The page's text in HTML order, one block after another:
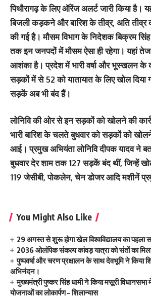
पिथौरागढ़ के लिए ऑरेंज अलर्ट जारी किया है।
बिजली कड़कने और बारिश के तीव्र, अति तीव्र
की गई है। मौसम विभाग के निदेशक बिक्रम सिंह
तक इन जनपदों में मौसम ऐसा ही रहेगा। यहां तेज
आशंका है। प्रदेश में भारी वर्षा और भूस्खलन के
सड़कों में से 52 को यातायात के लिए खोल दिया
सड़कें अब भी बंद हैं।
लोनिवि की ओर से इन सड़कों को खोलने की
भारी बारिश के चलते बुधवार को सड़कों को
आई। प्रमुख अभियंता लोनिवि दीपक यादव ने
बुधवार देर शाम तक 127 सड़कें बंद थीं, जिन्हें
119 जेसीबी, पोकलेन, चेन डोजर आदि मशीनें
You Might Also Like
29 अगस्त से शुरू होगा खेल विश्वविद्यालय का पहला
2036 ओलंपिक संकल्प कांवड़ यात्रा को संतों का
पुष्पवर्षा और चरण प्रक्षालन के साथ देवभूमि ने किया
अभिनंदन।
मुख्यमंत्री पुष्कर सिंह धामी ने किया मसूरी विधानसभा
योजनाओं का लोकार्पण – शिलान्यास